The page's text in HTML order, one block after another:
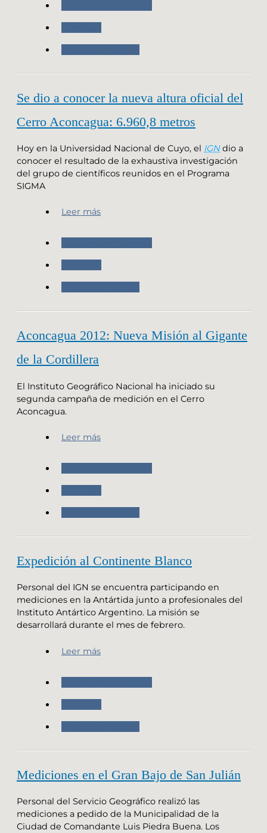
Se dio a conocer la nueva altura oficial del
Cerro Aconcagua: 6.960,8 metros
Hoy en la Universidad Nacional de Cuyo, el IGNdio a
conocer el resultado de la exhaustiva investigación
del grupo de científicos reunidos en el Programa
SIGMA
Leer más
Aconcagua 2012: Nueva Misión al Gigante
de la Cordillera
El Instituto Geográfico Nacional ha iniciado su
segunda campaña de medición en el Cerro
Aconcagua.
Leer más
Expedición al Continente Blanco
Personal del IGN se encuentra participando en
mediciones en la Antártida junto a profesionales del
Instituto Antártico Argentino. La misión se
desarrollará durante el mes de febrero.
Leer más
Mediciones en el Gran Bajo de San Julián
Personal del Servicio Geográfico realizó las
mediciones a pedido de la Municipalidad de la
Ciudad de Comandante Luis Piedra Buena. Los